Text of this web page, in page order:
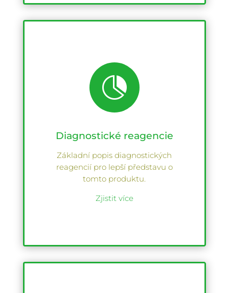

Diagnostické reagencie
Základní popis diagnostických
reagencií pro lepší představu o
tomto produktu.
Zjistit více